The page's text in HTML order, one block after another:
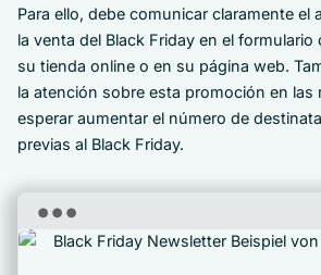
Para ello, debe comunicar claramente el
la venta del Black Friday en el
su tienda online o en su página web.
la atención sobre esta promoción en las
esperar aumentar el número de
previas al Black Friday.